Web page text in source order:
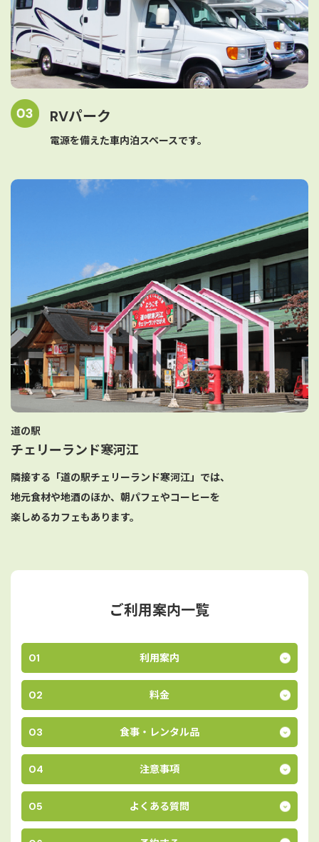
RVパーク
電源を備えた車内泊スペースです。
道の駅
チェリーランド寒河江
隣接する「道の駅チェリーランド寒河江」では、
地元食材や地酒のほか、朝パフェやコーヒーを
楽しめるカフェもあります。
ご利用案内一覧
01 利用案内
02 料金
03 食事・レンタル品
04 注意事項
05 よくある質問